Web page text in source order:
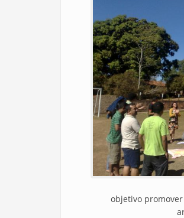
objetivo